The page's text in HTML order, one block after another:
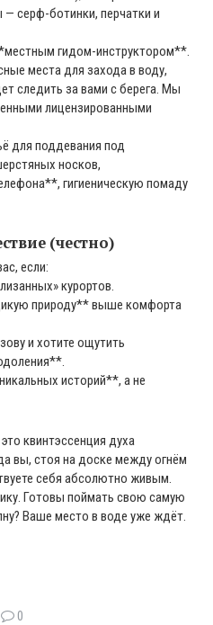
серф-ботинки, перчатки и
гидом-инструктором**.
места для захода в воду,
следить за вами с берега. Мы
лицензированными
для поддевания под
носков,
гигиеническую помаду
(честно)
если:
курортов.
природу** выше комфорта
и хотите ощутить
историй**, а не
квинтэссенция духа
вы, стоя на доске между огнём
себя абсолютно живым.
Готовы поймать свою самую
Ваше место в воде уже ждёт.
0